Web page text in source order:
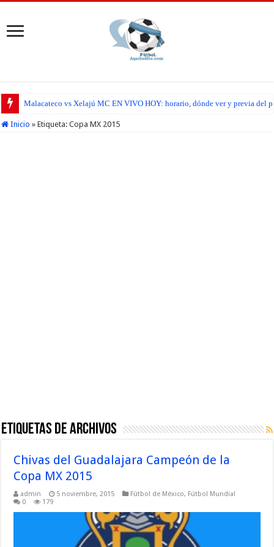
Malacateco vs Xelajú MC EN VIVO HOY: horario, dónde ver y previa del
Inicio » Etiqueta:Copa MX 2015
Etiquetas de Archivos
Chivas del Guadalajara Campeón de la
Copa MX 2015
admin 5 noviembre, 2015 Fútbol de México, Fútbol Mundial
0
179